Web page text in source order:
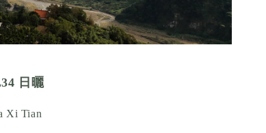
日曬
Xi Tian